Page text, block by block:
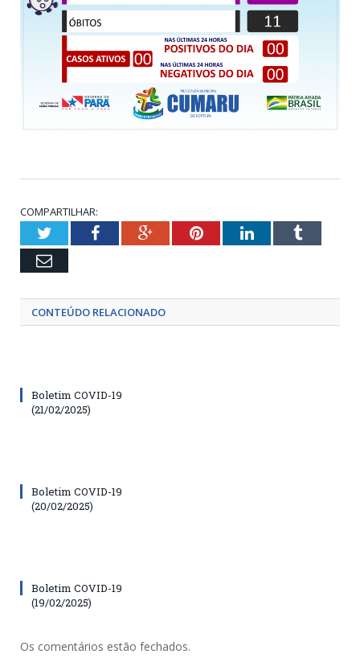
COMPARTILHAR:
TwitterFacebookGoogle+PinterestLinkedInTumblr
Email
CONTEÚDO RELACIONADO
Boletim COVID-19
(21/02/2025)
Boletim COVID-19
(20/02/2025)
Boletim COVID-19
(19/02/2025)
Os comentários estão fechados.